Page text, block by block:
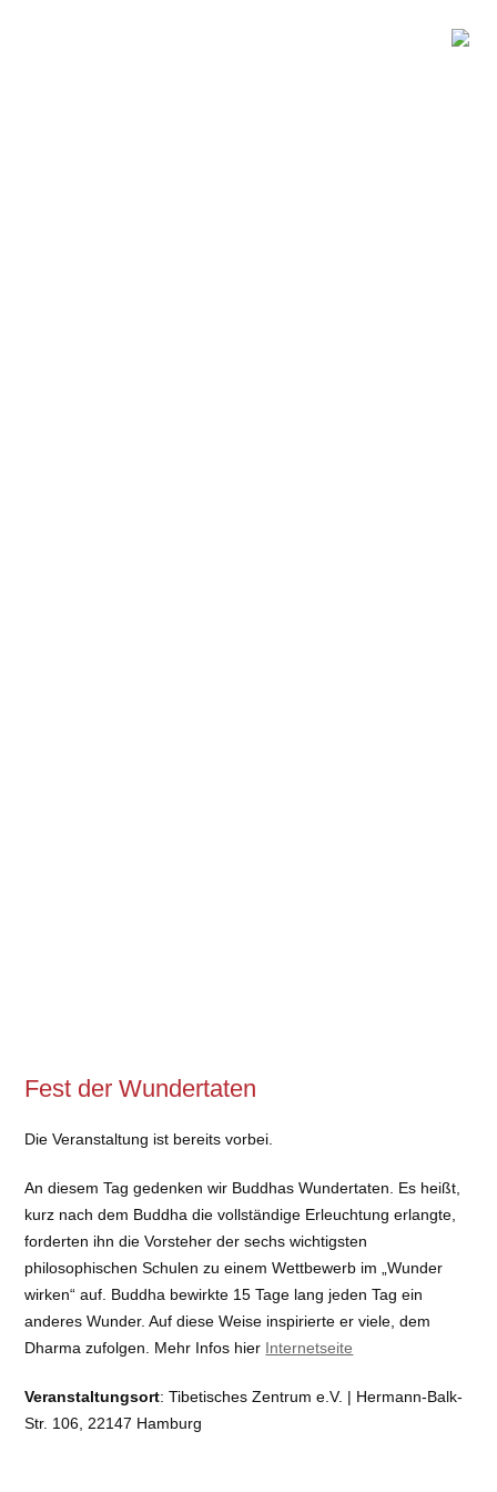
Fest der Wundertaten
Die Veranstaltung ist bereits vorbei.
An diesem Tag gedenken wir Buddhas Wundertaten. Es heißt,
kurz nach dem Buddha die vollständige Erleuchtung erlangte,
forderten ihn die Vorsteher der sechs wichtigsten
philosophischen Schulen zu einem Wettbewerb im „Wunder
wirken“ auf. Buddha bewirkte 15 Tage lang jeden Tag ein
anderes Wunder. Auf diese Weise inspirierte er viele, dem
Dharma zufolgen. Mehr Infos hier Internetseite
Veranstaltungsort: Tibetisches Zentrum e.V. | Hermann-Balk-
Str. 106, 22147 Hamburg